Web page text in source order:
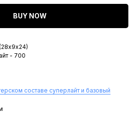
BUY NOW
- 700
составе суперлайт и базовый